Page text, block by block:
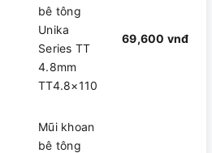
bê tông
Unika
Series TT
4.8mm
TT4.8×110
69,600 vnđ
Mũi khoan
bê tông